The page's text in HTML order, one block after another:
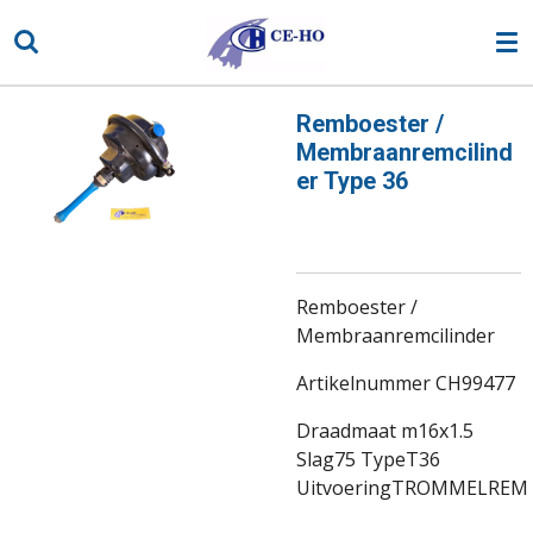
direct
naar
hoofdinhoud
Remboester /
Membraanremcilind
er Type 36
Remboester /
Membraanremcilinder
Artikelnummer CH99477
Draadmaat m16x1.5
Slag75 TypeT36
UitvoeringTROMMELREM